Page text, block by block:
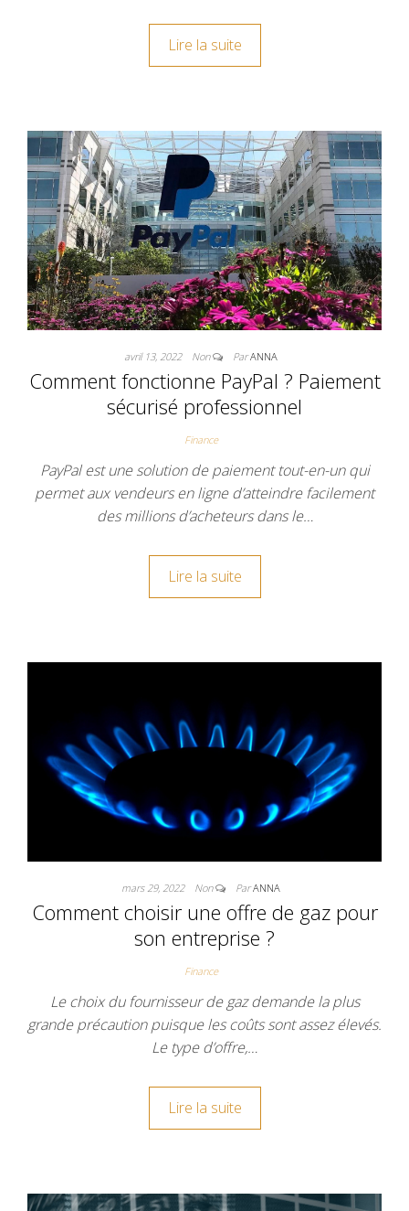
Lire la suite
avril 13, 2022 Non ParANNA
Comment fonctionne PayPal ? Paiement
sécurisé professionnel
Finance
PayPal est une solution de paiement tout-en-un qui
permet aux vendeurs en ligne d’atteindre facilement
des millions d’acheteurs dans le…
Lire la suite
mars 29, 2022 Non ParANNA
Comment choisir une offre de gaz pour
son entreprise ?
Finance
Le choix du fournisseur de gaz demande la plus
grande précaution puisque les coûts sont assez élevés.
Le type d’offre,…
Lire la suite